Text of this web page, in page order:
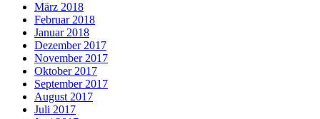
März 2018
Februar 2018
Januar 2018
Dezember 2017
November 2017
Oktober 2017
September 2017
August 2017
Juli 2017